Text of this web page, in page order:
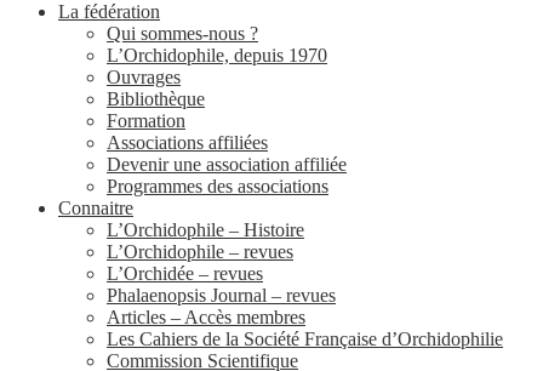
La fédération
Qui sommes-nous ?
L’Orchidophile, depuis 1970
Ouvrages
Bibliothèque
Formation
Associations affiliées
Devenir une association affiliée
Programmes des associations
Connaitre
L’Orchidophile – Histoire
L’Orchidophile – revues
L’Orchidée – revues
Phalaenopsis Journal – revues
Articles – Accès membres
Les Cahiers de la Société Française d’Orchidophilie
Commission Scientifique